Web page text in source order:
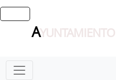
A